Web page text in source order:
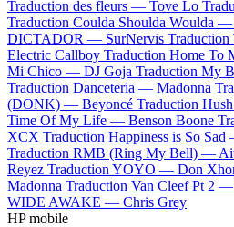
Traduction des fleurs — Tove Lo
Traduction Coulda Shoulda Woulda —
DICTADOR — SurNervis
Electric Callboy Traduction Home To
Mi Chico — DJ Goja Traduction My
Traduction Danceteria — Madonna
(DONK) — Beyoncé Traduction
Time Of My Life — Benson Boone
XCX Traduction Happiness is So
Traduction RMB (Ring My Bell) —
Reyez Traduction YOYO — Don
Madonna Traduction Van Cleef Pt 2 —
WIDE AWAKE — Chris Grey
HP mobile